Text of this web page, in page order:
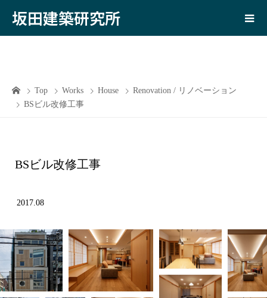
坂田建築研究所
Top Works House
Renovation / リノベーション
BSビル改修工事
BSビル改修工事
2017.08